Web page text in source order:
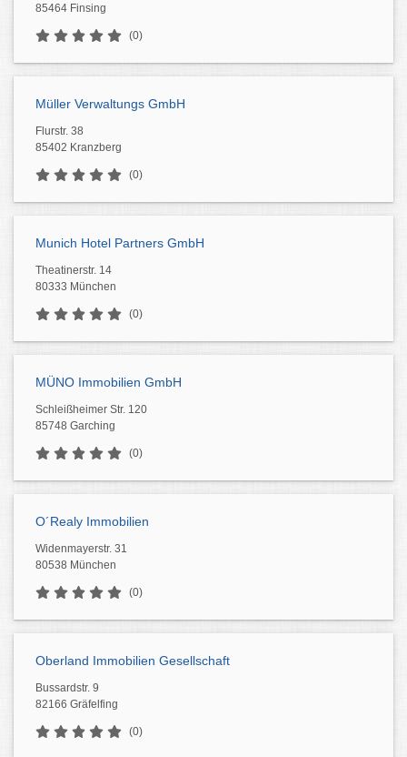
85464 Finsing
(0)
Müller Verwaltungs GmbH
Flurstr. 38
85402 Kranzberg
(0)
Munich Hotel Partners GmbH
Theatinerstr. 14
80333 München
(0)
MÜNO Immobilien GmbH
Schleißheimer Str. 120
85748 Garching
(0)
O´Realy Immobilien
Widenmayerstr. 31
80538 München
(0)
Oberland Immobilien Gesellschaft
Bussardstr. 9
82166 Gräfelfing
(0)